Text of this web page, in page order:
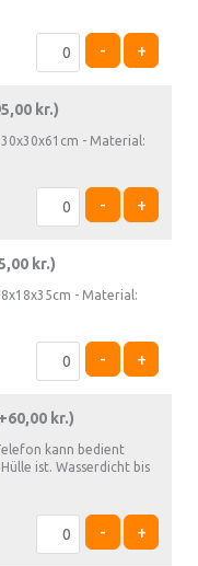
- +
kr.)
- Material:
- +
kr.)
- Material:
- +
60,00 kr.)
kann bedient
ist. Wasserdicht bis
- +